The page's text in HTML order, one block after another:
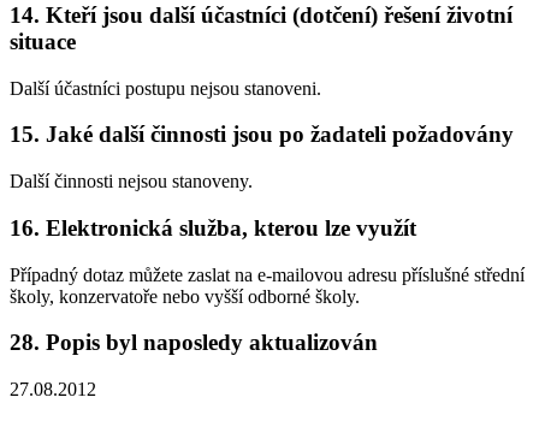
14. Kteří jsou další účastníci (dotčení) řešení životní
situace
Další účastníci postupu nejsou stanoveni.
15. Jaké další činnosti jsou po žadateli požadovány
Další činnosti nejsou stanoveny.
16. Elektronická služba, kterou lze využít
Případný dotaz můžete zaslat na e-mailovou adresu příslušné střední
školy, konzervatoře nebo vyšší odborné školy.
28. Popis byl naposledy aktualizován
27.08.2012